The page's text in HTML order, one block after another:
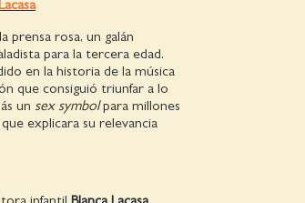
prensa rosa, un galán
para la tercera edad.
en la historia de la música
que consiguió triunfar a lo
un sex symbolpara millones
explicara su relevancia
infantil Blanca Lacasa,